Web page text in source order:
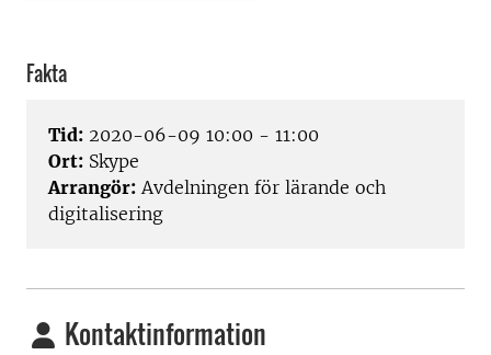
Fakta
Tid: 2020-06-09 10:00 - 11:00
Ort: Skype
Arrangör: Avdelningen för lärande och
digitalisering
Kontaktinformation